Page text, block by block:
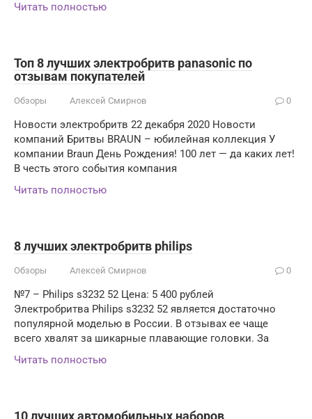
Читать полностью
Топ 8 лучших электробритв panasonic по
отзывам покупателей
Обзоры Алексей Смирнов 0
Новости электробритв 22 декабря 2020 Новости
компаний Бритвы BRAUN – юбилейная коллекция У
компании Braun День Рождения! 100 лет — да каких лет!
В честь этого события компания
Читать полностью
8 лучших электробритв philips
Обзоры Алексей Смирнов 0
№7 – Philips s3232 52 Цена: 5 400 рублей
Электробритва Philips s3232 52 является достаточно
популярной моделью в России. В отзывах ее чаще
всего хвалят за шикарные плавающие головки. За
Читать полностью
10 лучших автомобильных наборов